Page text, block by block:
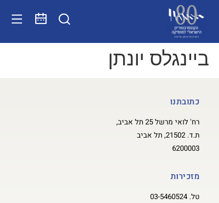
ביינגלס יונתן
כתובתנו
רח' לואי מרשל 25 תל אביב,
ת.ד. 21502, תל אביב
6200003
מזכירות
טל. 03-5460524